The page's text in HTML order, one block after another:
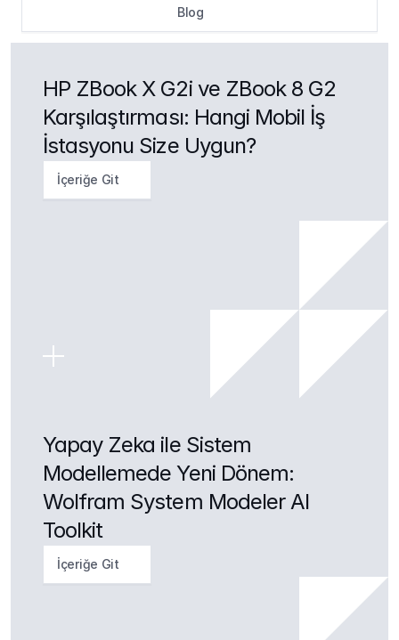
Blog
HP ZBook X G2i ve ZBook 8 G2
Karşılaştırması: Hangi Mobil İş
İstasyonu Size Uygun?
İçeriğe Git
Yapay Zeka ile Sistem
Modellemede Yeni Dönem:
Wolfram System Modeler AI
Toolkit
İçeriğe Git